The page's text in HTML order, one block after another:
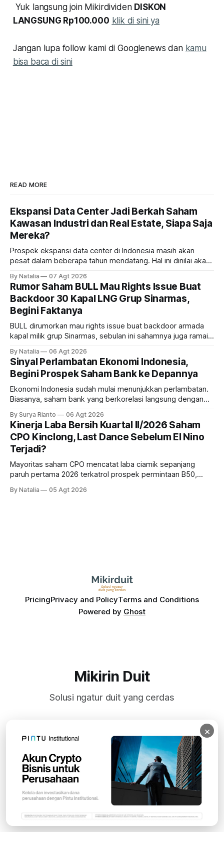
Yuk langsung join Mikirdividen DISKON
LANGSUNG Rp100.000 klik di sini ya
Jangan lupa follow kami di Googlenews dan kamu
bisa baca di sini
READ MORE
Ekspansi Data Center Jadi Berkah Saham
Kawasan Industri dan Real Estate, Siapa Saja
Mereka?
Prospek ekspansi data center di Indonesia masih akan
pesat dalam beberapa tahun mendatang. Hal ini dinilai akan
estate, ada siapa saja mereka?
By Natalia 07 Agt 2026
Rumor Saham BULL Mau Rights Issue Buat
Backdoor 30 Kapal LNG Grup Sinarmas,
Begini Faktanya
BULL dirumorkan mau rights issue buat backdoor armada
kapal milik grup Sinarmas, sebulan ini sahamnya juga ramai
masih menarik dilirik?
By Natalia 06 Agt 2026
Sinyal Perlambatan Ekonomi Indonesia,
Begini Prospek Saham Bank ke Depannya
Ekonomi Indonesia sudah mulai menunjukkan perlambatan.
Biasanya, saham bank yang berkorelasi langsung dengan
bank ke depannya?
By Surya Rianto 06 Agt 2026
Kinerja Laba Bersih Kuartal II/2026 Saham
CPO Kinclong, Last Dance Sebelum El Nino
Terjadi?
Mayoritas saham CPO mencatat laba ciamik sepanjang
paruh pertama 2026 terkatrol prospek permintaan B50,
diprediksi semakin terlihat mendekati 2027. Kira-kira gimana
By Natalia 05 Agt 2026
PricingPrivacy and PolicyTerms and Conditions
Powered by Ghost
Mikirin Duit
Solusi ngatur duit yang cerdas
Subscribe
×